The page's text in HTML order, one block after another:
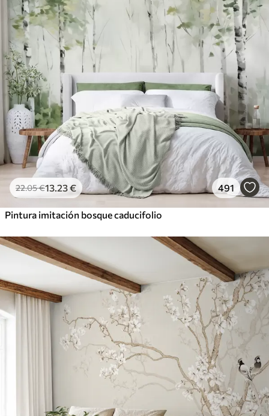
22.05€13 .23€ 491
Pintura imitación bosque caducifolio